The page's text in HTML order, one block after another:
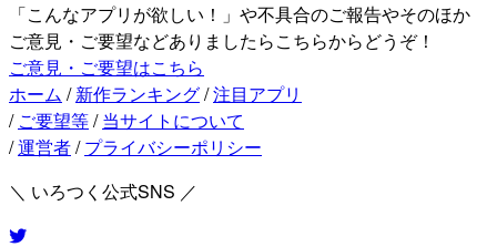
「こんなアプリが欲しい！」や不具合のご報告やそのほか
ご意見・ご要望などありましたらこちらからどうぞ！
ご意見・ご要望はこちら
ホーム / 新作ランキング/注目アプリ
/ ご要望等/ 当サイトについて
/運営者/ プライバシーポリシー
＼ いろつく公式SNS ／